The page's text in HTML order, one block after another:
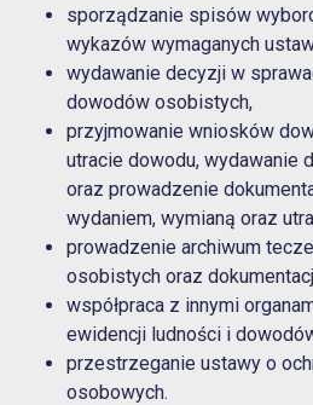
sporządzanie spisów
wykazów wymaganych
wydawanie decyzji w
dowodów osobistych,
przyjmowanie wniosków
utracie dowodu, wydawanie
oraz prowadzenie
wydaniem, wymianą oraz
prowadzenie archiwum
osobistych oraz
współpraca z innymi
ewidencji ludności i
przestrzeganie ustawy o
osobowych.